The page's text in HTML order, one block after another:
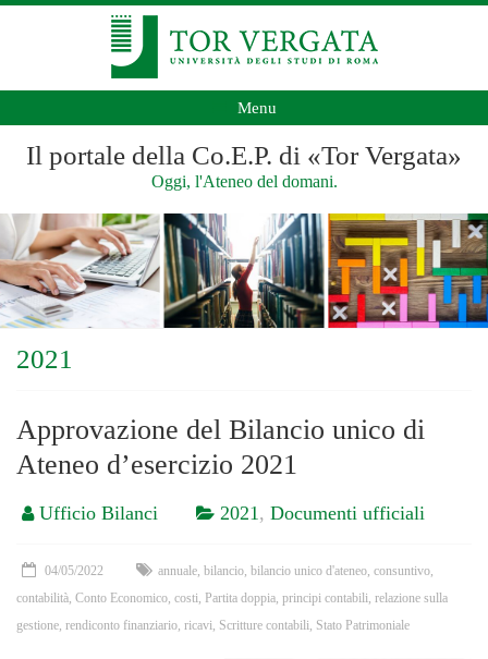
Menu
Il portale della Co.E.P. di «Tor Vergata»
Oggi, l'Ateneo del domani.
2021
Approvazione del Bilancio unico di
Ateneo d’esercizio 2021
Ufficio Bilanci 2021 , Documenti ufficiali
04/05/2022 annuale bilancio bilancio unico d'ateneo consuntivo
contabilità Conto Economico costi Partita doppia principi contabili relazione sulla
gestione rendiconto finanziario ricavi Scritture contabili Stato Patrimoniale